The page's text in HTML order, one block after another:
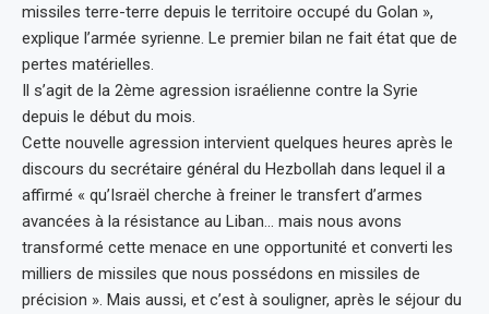
missiles terre-terre depuis le territoire occupé du Golan »,
explique l’armée syrienne. Le premier bilan ne fait état que de
pertes matérielles.
Il s’agit de la 2ème agression israélienne contre la Syrie
depuis le début du mois.
Cette nouvelle agression intervient quelques heures après le
discours du secrétaire général du Hezbollah dans lequel il a
affirmé « qu’Israël cherche à freiner le transfert d’armes
avancées à la résistance au Liban… mais nous avons
transformé cette menace en une opportunité et converti les
milliers de missiles que nous possédons en missiles de
précision ». Mais aussi, et c’est à souligner, après le séjour du